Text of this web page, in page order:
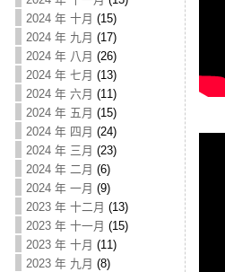
2024 年 十月 (15)
2024 年 九月 (17)
2024 年 八月 (26)
2024 年 七月 (13)
2024 年 六月 (11)
2024 年 五月 (15)
2024 年 四月 (24)
2024 年 三月 (23)
2024 年 二月 (6)
2024 年 一月 (9)
2023 年 十二月 (13)
2023 年 十一月 (15)
2023 年 十月 (11)
2023 年 九月 (8)